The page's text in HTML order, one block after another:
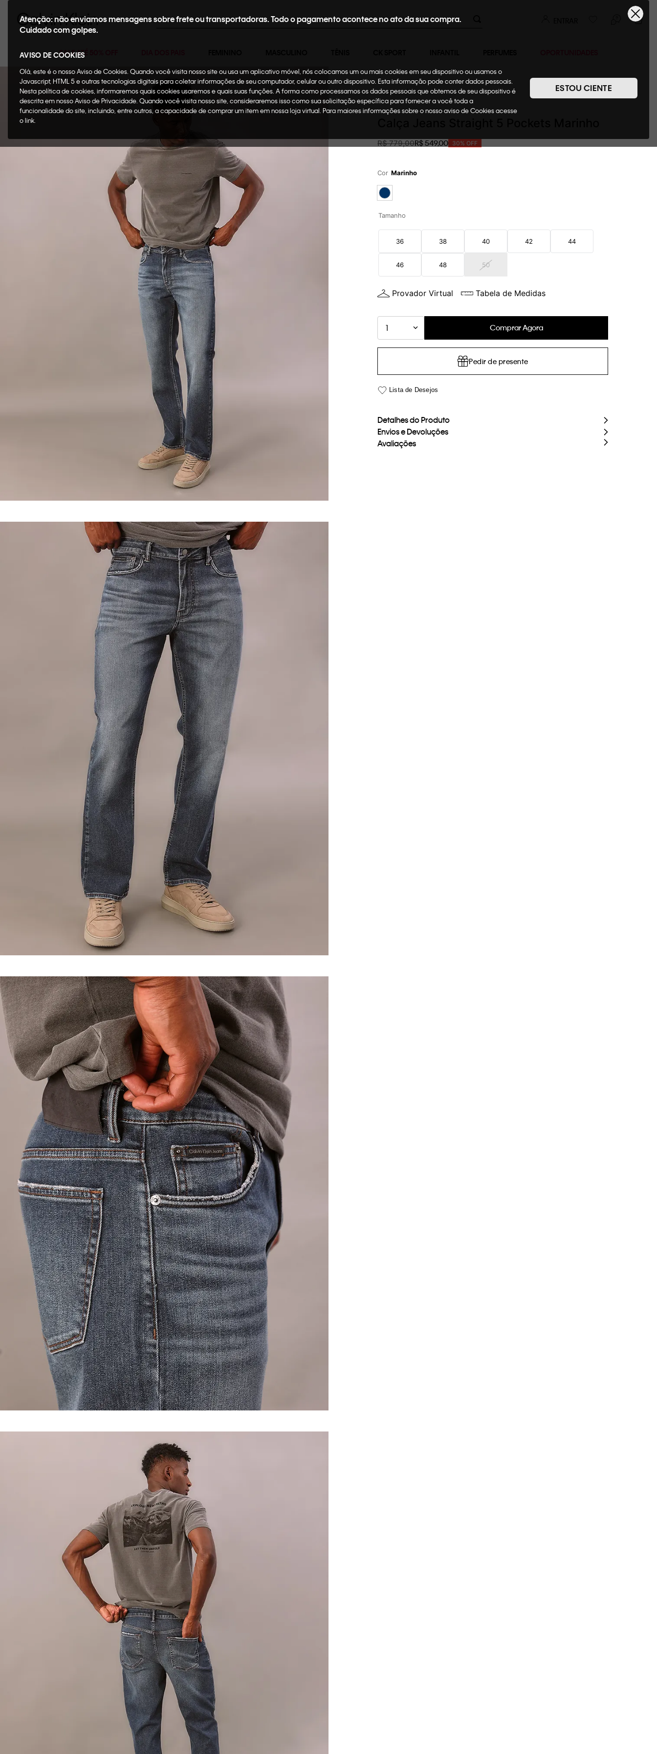
Buscar
SALE ATÉ 50% OFF
Atenção: não enviamos mensagens sobre frete ou transportadoras. Todo o pagamento acontece no ato da sua compra.
Cuidado com golpes.
AVISO DE COOKIES
Olá, este é o nosso Aviso de Cookies. Quando você visita nosso site ou usa um aplicativo móvel, nós colocamos um ou mais cookies em seu dispositivo ou usamos o
Javascript, HTML 5 e outras tecnologias digitais para coletar informações de seu computador, celular ou outro dispositivo. Esta informação pode conter dados pessoais.
Nesta política de cookies, informaremos quais cookies usaremos e quais suas funções. A forma como processamos os dados pessoais que obtemos de seu dispositivo é
descrita em nosso Aviso de Privacidade. Quando você visita nosso site, consideraremos isso como sua solicitação específica para fornecer a você toda a
funcionalidade do site, incluindo, entre outros, a capacidade de comprar um item em nossa loja virtual. Para maiores informações sobre o nosso aviso de Cookies acesse
o link.
ESTOU CIENTE
Masculino Roupas Jeans
R$ 779,00R$ 549,00 30% OFF
Cor Marinho
Tamanho
36 38 40 42 44
46 48 50
Provador Virtual Tabela de Medidas
1 Comprar Agora
Pedir de presente
Detalhes do Produto
Envios e Devoluções
Avaliações